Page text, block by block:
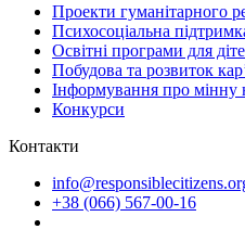
Проекти гуманітарного
Психосоціальна
Освітні програми для
Побудова та розвиток
Інформування про мінну
Конкурси
Контакти
+38 (066) 567-00-16